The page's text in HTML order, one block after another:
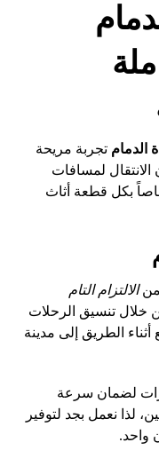
تجربة مريحة
لمسافات
بكل قطعة أثاث
الالتزام التام
خلال تنسيق الرحلات
الطريق إلى مدينة
لضمان سرعة
لذا نعمل بجد لتوفير
واحد.